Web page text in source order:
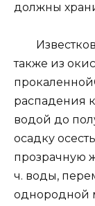
должны
также из
распадения
водой до
осадку
прозрачную
ч. воды,
однородной